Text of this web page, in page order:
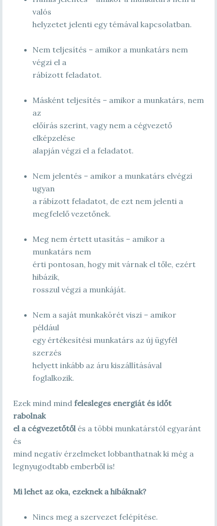
valós
helyzetet jelenti egy témával kapcsolatban.
Nem teljesítés – amikor a munkatárs nem
végzi el a
rábízott feladatot.
Másként teljesítés – amikor a munkatárs, nem
az
előírás szerint, vagy nem a cégvezető
elképzelése
alapján végzi el a feladatot.
Nem jelentés – amikor a munkatárs elvégzi
ugyan
a rábízott feladatot, de ezt nem jelenti a
megfelelő vezetőnek.
Meg nem értett utasítás – amikor a
munkatárs nem
érti pontosan, hogy mit várnak el tőle, ezért
hibázik,
rosszul végzi a munkáját.
Nem a saját munkakörét viszi – amikor
például
egy értékesítési munkatárs az új ügyfél
szerzés
helyett inkább az áru kiszállításával
foglalkozik.
Ezek mind mind felesleges energiát és időt
rabolnak
el a cégvezetőtőlés a többi munkatárstól egyaránt
és
mind negatív érzelmeket lobbanthatnak ki még a
legnyugodtabb emberből is!
Mi lehet az oka, ezeknek a hibáknak?
Nincs meg a szervezet felépítése.